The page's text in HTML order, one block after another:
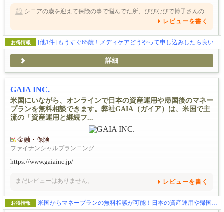
シニアの歳を迎えて保険の事で悩んでた所、びびなびで博子さんの
事を知りました。数日前、オフィスに伺い、わからない事をとても
優しく丁寧に教えて頂きました。これからも、わからない事があっ
たら、いつでも聞いてと言ってくださり、安心しました。本当に心
強く思い、感謝の気持ちでいっぱいです。
レビューを書く
お得情報 [他1件] もうすぐ65歳！メディケアどうやって申し込みしたら良いの？メディケア健康保険をお探しの方は、日本語でお気軽にご連絡ください！
詳細
GAIA INC.
米国にいながら、オンラインで日本の資産運用や帰国後のマネー
プランを無料相談できます。弊社GAIA（ガイア）は、米国で主
流の「資産運用と継続フ...
金融・保険
ファイナンシャルプランニング
https://www.gaiainc.jp/
まだレビューはありません。 レビューを書く
お得情報 米国からマネープランの無料相談が可能！日本の資産運用や帰国後の不安をぜひご相談ください。